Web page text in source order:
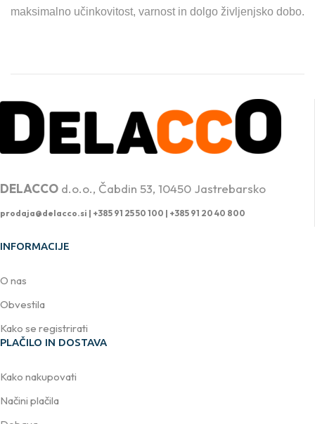
maksimalno učinkovitost, varnost in dolgo življenjsko dobo.
DELACCO d.o.o., Čabdin 53, 10450 Jastrebarsko
prodaja@delacco.si | +385 91 25 50 100 | +385 91 20 40 800
INFORMACIJE
O nas
Obvestila
Kako se registrirati
PLAČILO IN DOSTAVA
Kako nakupovati
Načini plačila